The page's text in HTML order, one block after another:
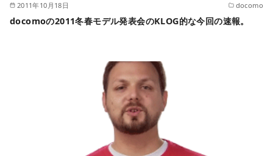
2011年10月18日 docomo
docomoの2011冬春モデル発表会のKLOG的な今回の速報。